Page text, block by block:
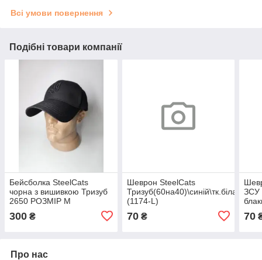
Всі умови повернення
Подібні товари компанії
Бейсболка SteelCats
чорна з вишивкою Тризуб
2650 РОЗМІР М
300 ₴
Шеврон SteelCats
Тризуб(60на40)\синій\тк.біла
(1174-L)
70₴
ЗСУ
70
Про нас